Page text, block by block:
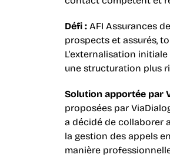
Défi : AFI Assurances
prospects et assurés,
L'externalisation
une structuration plus
Solution apportée par
proposées par
a décidé de collaborer
la gestion des appels
manière